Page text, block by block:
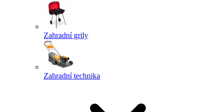
Zahradní grily
Zahradní technika